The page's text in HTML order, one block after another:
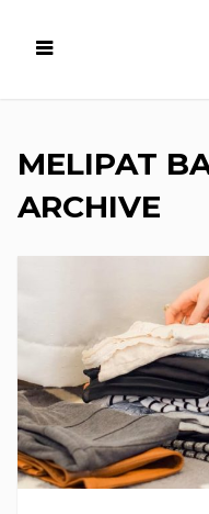
MELIPAT
ARCHIVE